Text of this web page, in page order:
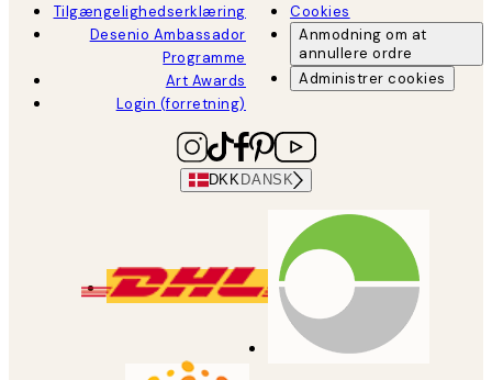
Tilgængelighedserklæring
Desenio Ambassador
Programme
Art Awards
Login (forretning)
Cookies
Anmodning om at
annullere ordre
Administrer cookies
DKK DANSK